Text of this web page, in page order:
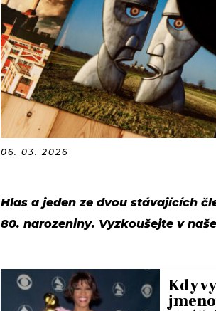
06. 03. 2026
Hlas a jeden ze dvou stávajících
80. narozeniny. Vyzkoušejte v
Kdy